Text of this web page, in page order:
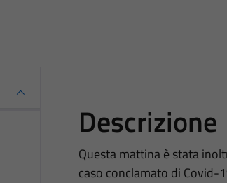
Descrizione
Questa mattina è stata
caso conclamato di Covid-